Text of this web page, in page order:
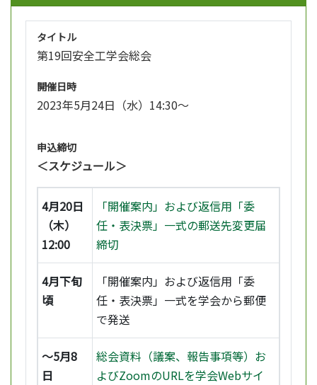
タイトル
第19回安全工学会総会
開催日時
2023年5月24日（水）14:30～
申込締切
＜スケジュール＞
4月20日
（木）
12:00
「開催案内」および返信用「委
任・表決票」一式の郵送先変更届
締切
4月下旬
頃
「開催案内」および返信用「委
任・表決票」一式を学会から郵便
で発送
～5月8
日
総会資料（議案、報告事項等）お
よびZoomのURLを学会Webサイ